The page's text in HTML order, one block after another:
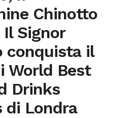
Chinotto
Signor
conquista il
World Best
Drinks
di Londra